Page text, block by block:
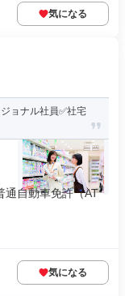
気になる
ョナル社員✅社宅
通自動車免許（AT
気になる